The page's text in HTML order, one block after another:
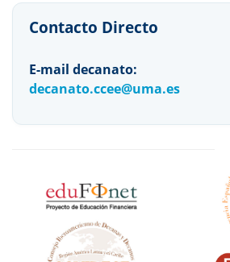
Contacto Directo
E-mail decanato:
decanato.ccee@uma.es